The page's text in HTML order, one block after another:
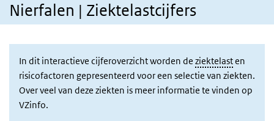
Nierfalen | Ziektelastcijfers
In dit interactieve cijferoverzicht worden de ziektelasten
risicofactoren gepresenteerd voor een selectie van ziekten.
Over veel van deze ziekten is meer informatie te vinden op
VZinfo.